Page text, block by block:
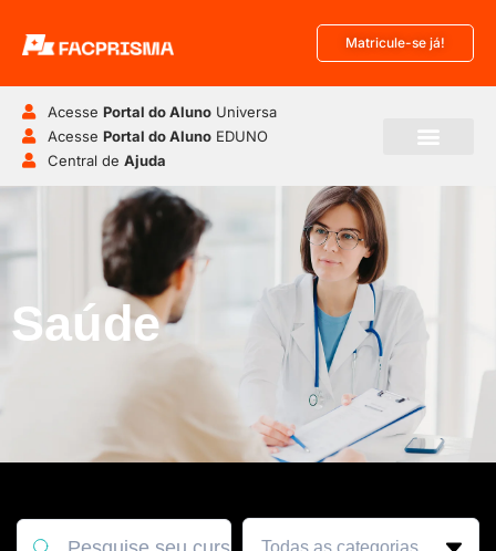
Matricule-se já!
Acesse Portal do AlunoUniversa
Acesse Portal do AlunoEDUNO
Central de Ajuda
Saúde